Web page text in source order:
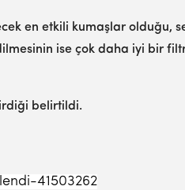
en etkili kumaşlar olduğu,
ise çok daha iyi bir
belirtildi.
41503262